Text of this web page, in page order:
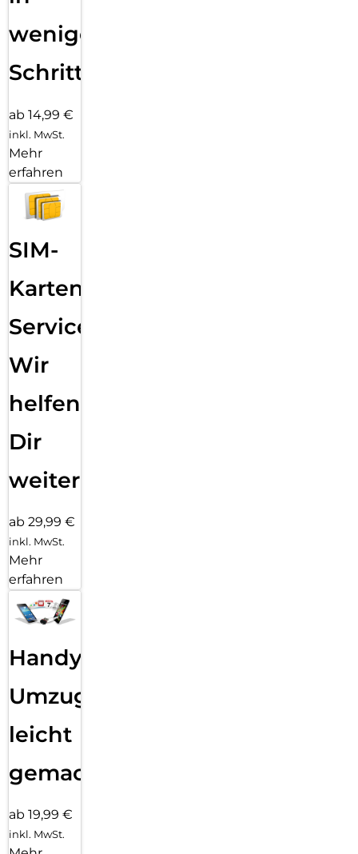
wenigen
Schritten
ab 14,99 €
inkl. MwSt.
Mehr
erfahren
SIM-
Karten
Service:
Wir
helfen
Dir
weiter
ab 29,99 €
inkl. MwSt.
Mehr
erfahren
Handy
Umzug
leicht
gemacht!
ab 19,99 €
inkl. MwSt.